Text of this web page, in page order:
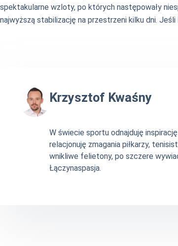
spektakularne wzloty, po których następowały
najwyższą stabilizację na przestrzeni kilku dni. Jeśli
Krzysztof Kwaśny
W świecie sportu odnajduję
relacjonuję zmagania piłkarzy,
wnikliwe felietony, po szczere
Łączynaspasja.